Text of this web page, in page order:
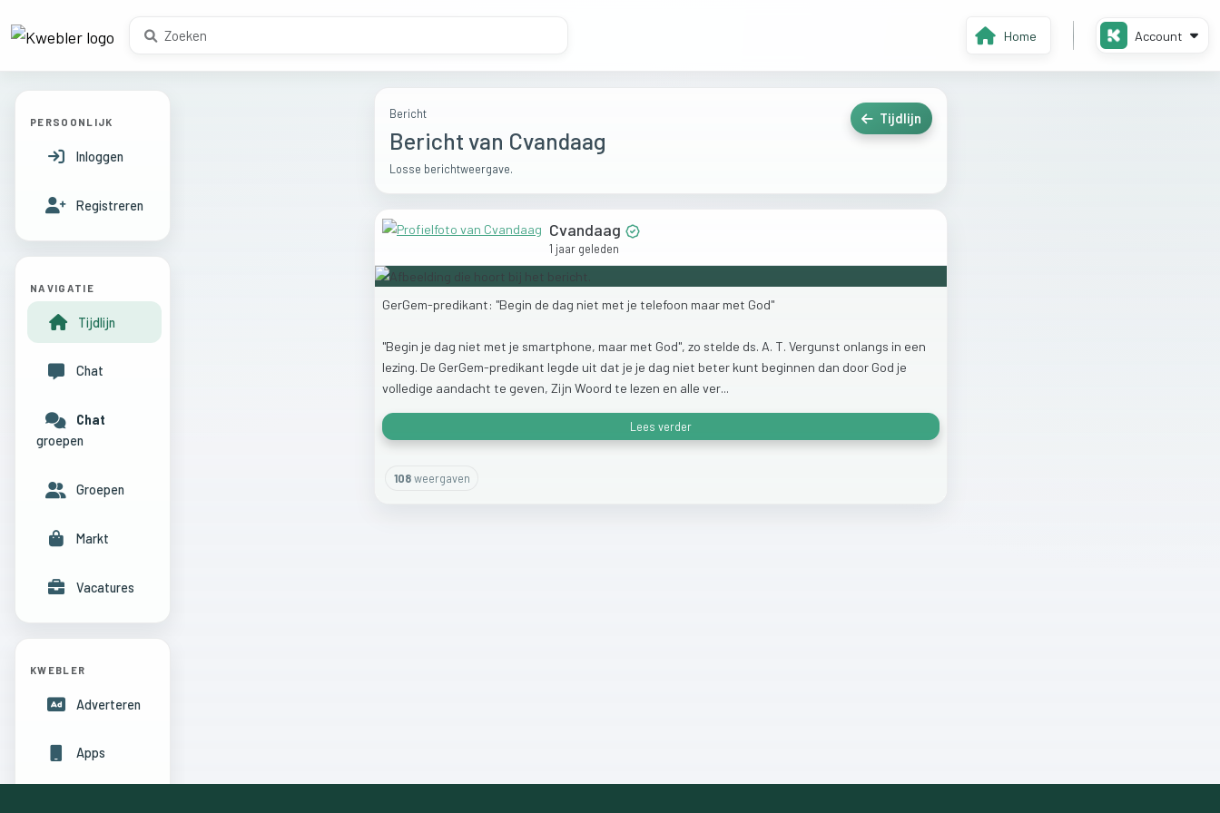
Home Account
Bericht
Bericht van Cvandaag
Losse berichtweergave.
Tijdlijn
Cvandaag
1 jaar geleden
GerGem-predikant: "Begin de dag niet met je telefoon maar met God"
"Begin je dag niet met je smartphone, maar met God", zo stelde ds. A. T. Vergunst onlangs in een
lezing. De GerGem-predikant legde uit dat je je dag niet beter kunt beginnen dan door God je
volledige aandacht te geven, Zijn Woord te lezen en alle ver...
Lees verder
108weergaven
PERSOONLIJK
Inloggen
Registreren
NAVIGATIE
Tijdlijn
Chat
Chat
groepen
Groepen
Markt
Vacatures
KWEBLER
Adverteren
Apps